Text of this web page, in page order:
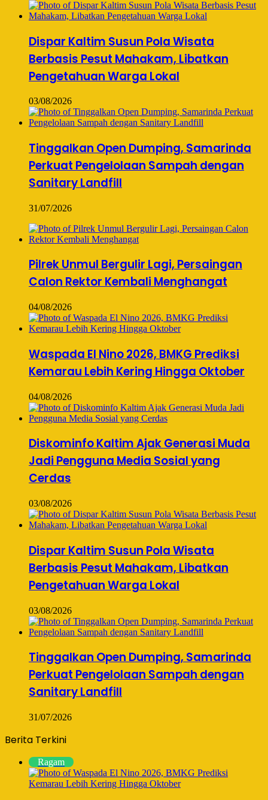
Dispar Kaltim Susun Pola Wisata
Berbasis Pesut Mahakam, Libatkan
Pengetahuan Warga Lokal
03/08/2026
Tinggalkan Open Dumping, Samarinda
Perkuat Pengelolaan Sampah dengan
Sanitary Landfill
31/07/2026
Pilrek Unmul Bergulir Lagi, Persaingan
Calon Rektor Kembali Menghangat
04/08/2026
Waspada El Nino 2026, BMKG Prediksi
Kemarau Lebih Kering Hingga Oktober
04/08/2026
Diskominfo Kaltim Ajak Generasi Muda
Jadi Pengguna Media Sosial yang
Cerdas
03/08/2026
Dispar Kaltim Susun Pola Wisata
Berbasis Pesut Mahakam, Libatkan
Pengetahuan Warga Lokal
03/08/2026
Tinggalkan Open Dumping, Samarinda
Perkuat Pengelolaan Sampah dengan
Sanitary Landfill
31/07/2026
Berita Terkini
Ragam